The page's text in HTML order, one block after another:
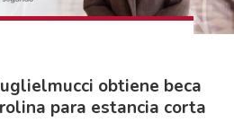
obtiene beca
para estancia corta